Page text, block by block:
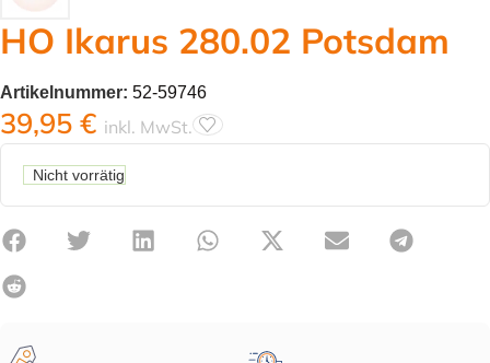
HO Ikarus 280.02 Potsdam
Artikelnummer: 52-59746
39,95 € inkl. MwSt.
Nicht vorrätig